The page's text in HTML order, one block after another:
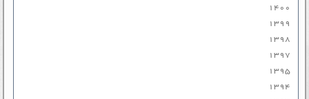
۱۴۰۰
۱۳۹۹
۱۳۹۸
۱۳۹۷
۱۳۹۵
۱۳۹۴